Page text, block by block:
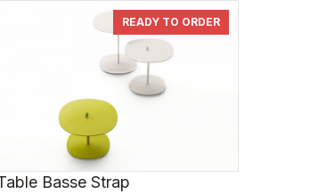
READY TO ORDER
Basse Strap